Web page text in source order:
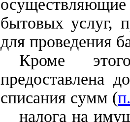
осуществляющие
бытовых услуг,
для проведения
Кроме
предоставлена
списания сумм (
налога на